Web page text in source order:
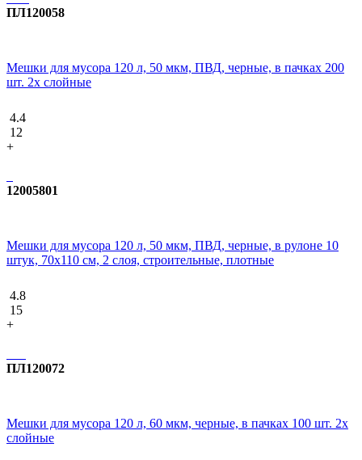
ПЛ120058
Мешки для мусора 120 л, 50 мкм, ПВД, черные, в пачках 200
шт. 2х слойные
4.4
12
+
12005801
Мешки для мусора 120 л, 50 мкм, ПВД, черные, в рулоне 10
штук, 70x110 см, 2 слоя, строительные, плотные
4.8
15
+
ПЛ120072
Мешки для мусора 120 л, 60 мкм, черные, в пачках 100 шт. 2х
слойные